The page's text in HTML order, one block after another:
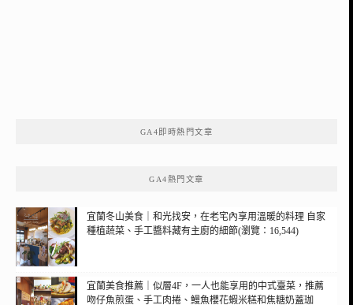
GA4即時熱門文章
GA4熱門文章
宜蘭冬山美食｜和光找安，在老宅內享用溫暖的料理 自家
種植蔬菜、手工醬料藏有主廚的細節(瀏覽：16,544)
宜蘭美食推薦｜似層4F，一人也能享用的中式臺菜，推薦
吻仔魚煎蛋、手工肉捲、鰻魚櫻花蝦米糕和焦糖奶蓋珈